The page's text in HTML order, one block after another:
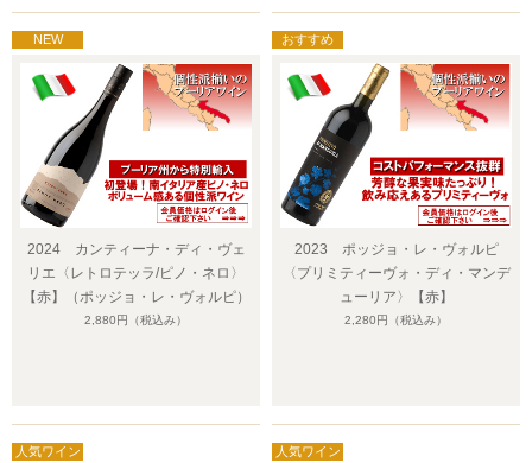
2024 カンティーナ・ディ・ヴェ
リエ〈レトロテッラ/ピノ・ネロ〉
【赤】（ポッジョ・レ・ヴォルピ）
2,880円 （税込み）
2023 ポッジョ・レ・ヴォルピ
〈プリミティーヴォ・ディ・マンデ
ューリア〉【赤】
2,280円 （税込み）